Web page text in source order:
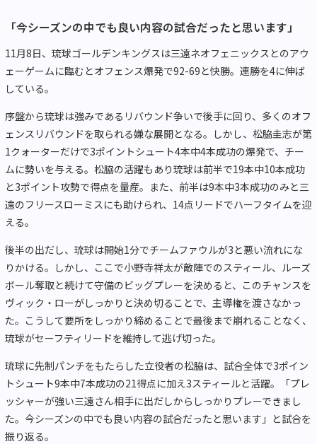
「今シーズンの中でも良い内容の試合だったと思います」
11月8日、琉球ゴールデンキングスは三遠ネオフェニックスとのアウ
ェーゲームに臨むとオフェンス爆発で92-69と快勝。連勝を4に伸ば
している。
序盤から琉球は強みであるリバウンド争いで後手に回り、多くのオフ
ェンスリバウンドを取られる嫌な展開となる。しかし、松脇圭志が第
1クォーターだけで3ポイントシュート4本中4本成功の爆発で、チー
ムに勢いを与える。松脇の活躍もあり琉球は前半で19本中10本成功
と3ポイント攻勢で得点を量産。また、前半は9本中3本成功のみと三
遠のフリースローミスにも助けられ、14点リードでハーフタイムを迎
える。
後半の出だし、琉球は開始1分でチームファウルが3と悪い流れにな
りかける。しかし、ここで小野寺祥太が敵陣でのスティール、ルーズ
ボール奪取と続けて守備のビッグプレーを決めると、このチャンスを
ヴィック・ローがしっかりと決め切ることで、主導権を渡さなかっ
た。こうして要所をしっかり締めることで最後まで崩れることなく、
琉球がセーフティリードを維持して逃げ切った。
琉球に先制パンチをもたらした立役者の松脇は、試合全体で3ポイン
トシュート9本中7本成功の21得点に加え3スティールと活躍。「プレ
ッシャーが強い三遠さん相手に出だしからしっかりプレーできまし
た。今シーズンの中でも良い内容の試合だったと思います」と試合を
振り返る。